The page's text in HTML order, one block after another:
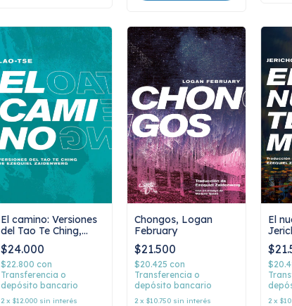
El camino: Versiones
del Tao Te Ching,
Ezequiel Zaidenwerg
$24.000
$22.800 con
Transferencia o
depósito bancario
2 x $12.000 sin interés
Chongos, Logan
February
$21.500
$20.425 con
Transferencia o
depósito bancario
2 x $10.750 sin interés
El
2 x